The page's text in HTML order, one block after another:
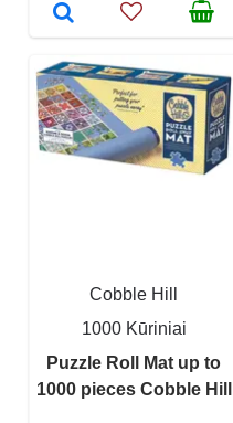
Cobble Hill
1000 Kūriniai
Puzzle Roll Mat up to
1000 pieces Cobble Hill